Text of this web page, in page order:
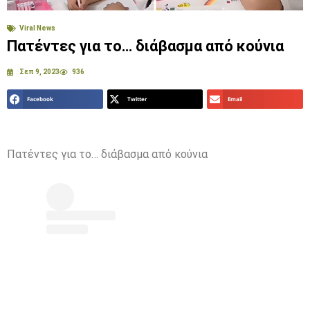
Viral News
Πατέντες για το… διάβασμα από κούνια
Σεπ 9, 2023 936
Facebook Twitter Email
Πατέντες για το… διάβασμα από κούνια